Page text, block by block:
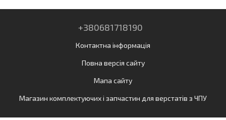
+380681718190
Контактна інформація
Повна версія сайту
Мапа сайту
Магазин комплектуючих і запчастин для верстатів з ЧПУ